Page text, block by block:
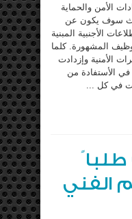
الأمن والحماية
سوف يكون عن
الأجنبية المبنية
المشهورة. كلما
الأمنية وإزدادت
في الأستفادة من
في كل ...
طلبا
الفني